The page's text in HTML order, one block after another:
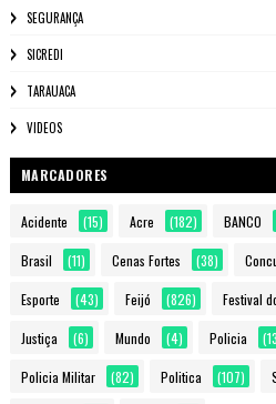
SEGURANÇA
SICREDI
TARAUACA
VIDEOS
MARCADORES
Acidente (15) Acre (182) BANCO
Brasil (11) Cenas Fortes (38)
Esporte (43) Feijó (826) Festival
Justiça (6) Mundo (4) Policia
Policia Militar (82) Politica (107)